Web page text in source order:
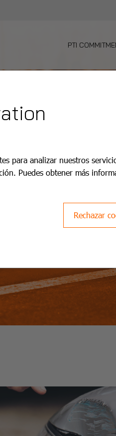
PTI
para analizar nuestros
Puedes obtener más
Rechazar